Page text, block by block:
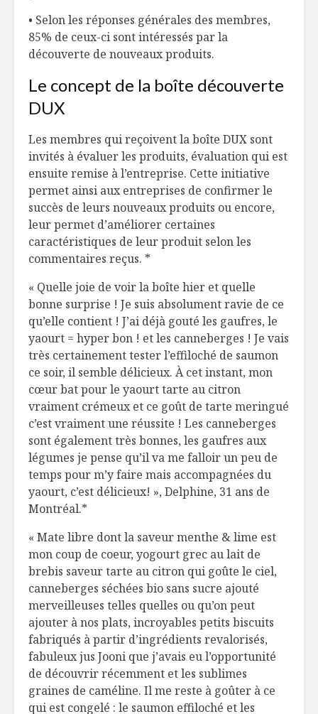
• Selon les réponses générales des membres,
85% de ceux-ci sont intéressés par la
découverte de nouveaux produits.
Le concept de la boîte découverte
DUX
Les membres qui reçoivent la boîte DUX sont
invités à évaluer les produits, évaluation qui est
ensuite remise à l’entreprise. Cette initiative
permet ainsi aux entreprises de confirmer le
succès de leurs nouveaux produits ou encore,
leur permet d’améliorer certaines
caractéristiques de leur produit selon les
commentaires reçus. *
« Quelle joie de voir la boîte hier et quelle
bonne surprise ! Je suis absolument ravie de ce
qu’elle contient ! J’ai déjà gouté les gaufres, le
yaourt = hyper bon ! et les canneberges ! Je vais
très certainement tester l’effiloché de saumon
ce soir, il semble délicieux. À cet instant, mon
cœur bat pour le yaourt tarte au citron
vraiment crémeux et ce goût de tarte meringué
c’est vraiment une réussite ! Les canneberges
sont également très bonnes, les gaufres aux
légumes je pense qu’il va me falloir un peu de
temps pour m’y faire mais accompagnées du
yaourt, c’est délicieux! », Delphine, 31 ans de
Montréal.*
« Mate libre dont la saveur menthe & lime est
mon coup de coeur, yogourt grec au lait de
brebis saveur tarte au citron qui goûte le ciel,
canneberges séchées bio sans sucre ajouté
merveilleuses telles quelles ou qu’on peut
ajouter à nos plats, incroyables petits biscuits
fabriqués à partir d’ingrédients revalorisés,
fabuleux jus Jooni que j’avais eu l’opportunité
de découvrir récemment et les sublimes
graines de caméline. Il me reste à goûter à ce
qui est congelé : le saumon effiloché et les